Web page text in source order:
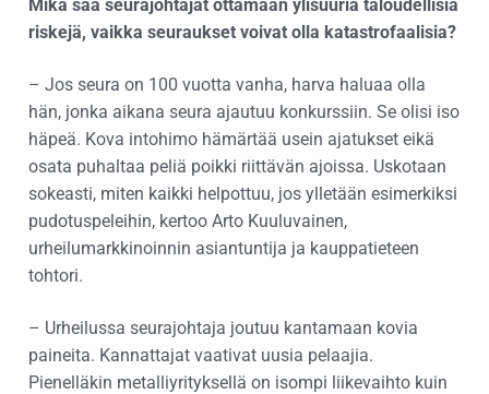
Mikä saa seurajohtajat ottamaan ylisuuria taloudellisia
riskejä, vaikka seuraukset voivat olla katastrofaalisia?
– Jos seura on 100 vuotta vanha, harva haluaa olla
hän, jonka aikana seura ajautuu konkurssiin. Se olisi iso
häpeä. Kova intohimo hämärtää usein ajatukset eikä
osata puhaltaa peliä poikki riittävän ajoissa. Uskotaan
sokeasti, miten kaikki helpottuu, jos ylletään esimerkiksi
pudotuspeleihin, kertoo Arto Kuuluvainen,
urheilumarkkinoinnin asiantuntija ja kauppatieteen
tohtori.
– Urheilussa seurajohtaja joutuu kantamaan kovia
paineita. Kannattajat vaativat uusia pelaajia.
Pienelläkin metalliyrityksellä on isompi liikevaihto kuin